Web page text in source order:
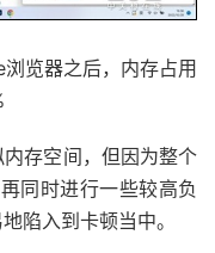
览器之后，内存占用
存空间，但因为整个
同时进行一些较高负
陷入到卡顿当中。